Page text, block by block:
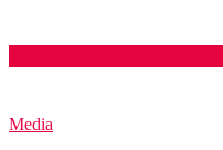
Media